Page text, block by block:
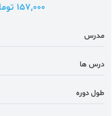
157,000 تومان
مدرس
درس ها
طول دوره